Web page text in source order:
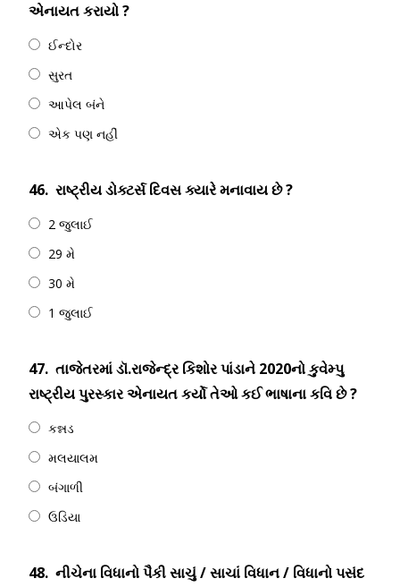
એનાયત કરાયો ?
ઈન્દોર
સુરત
આપેલ બંને
એક પણ નહીં
46. રાષ્ટ્રીય ડોક્ટર્સ દિવસ ક્યારે મનાવાય છે ?
2 જુલાઈ
29 મે
30 મે
1 જુલાઈ
47. તાજેતરમાં ડૉ.રાજેન્દ્ર કિશોર પાંડાને 2020નો કુવેમ્પુ
રાષ્ટ્રીય પુરસ્કાર એનાયત કર્યો તેઓ કઈ ભાષાના કવિ છે ?
કન્નડ
મલયાલમ
બંગાળી
ઉડિયા
48. નીચેના વિધાનો પૈકી સાચું / સાચાં વિધાન / વિધાનો પસંદ